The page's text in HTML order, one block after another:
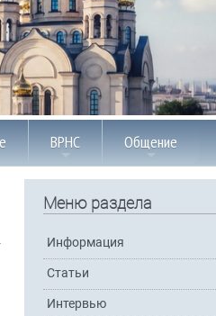
ВРНС Общение
Меню раздела
Информация
Статьи
Интервью